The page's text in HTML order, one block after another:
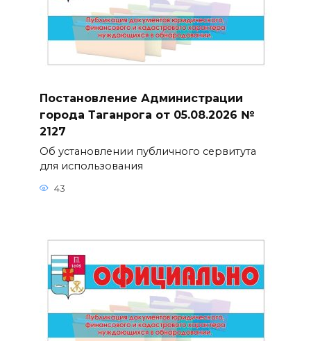
Постановление Администрации
города Таганрога от 05.08.2026 №
2127
Об установлении публичного сервитута
для использования
43